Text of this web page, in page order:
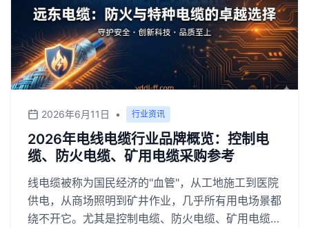
2026年6月11日 • 行业资讯
2026年电线电缆行业品牌概览：控制电
缆、防火电缆、矿用电缆采购参考
线电缆被称为国民经济的"血管"，从工地施工到医院
供电，从商场照明到矿井作业，几乎所有用电场景都
绕不开它。尤其是控制电缆、防火电缆、矿用电缆这